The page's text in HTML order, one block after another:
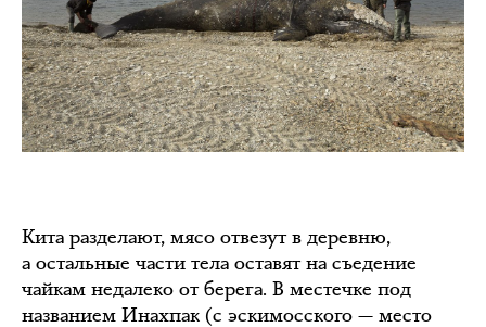
Кита разделают, мясо отвезут в деревню,
а остальные части тела оставят на съедение
чайкам недалеко от берега. В местечке под
названием Инахпак (с эскимосского — место